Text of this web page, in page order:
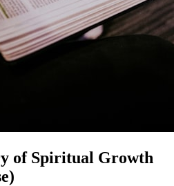
of Spiritual Growth